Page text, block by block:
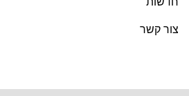
צור קשר